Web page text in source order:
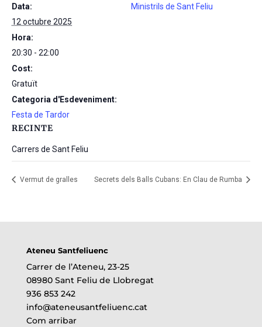
Data:
12 octubre 2025
Hora:
20:30 - 22:00
Cost:
Gratuït
Categoria d'Esdeveniment:
Festa de Tardor
RECINTE
Carrers de Sant Feliu
Ministrils de Sant Feliu
Vermut de gralles Secrets dels Balls Cubans: En Clau de Rumba
Ateneu Santfeliuenc
Carrer de l’Ateneu, 23-25
08980 Sant Feliu de Llobregat
936 853 242
info@ateneusantfeliuenc.cat
Com arribar